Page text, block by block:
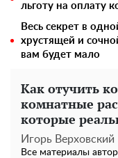
льготу на оплату
Весь секрет в
хрустящей и
вам будет мало
Как отучить
комнатные
которые
Игорь Верховский
Все материалы